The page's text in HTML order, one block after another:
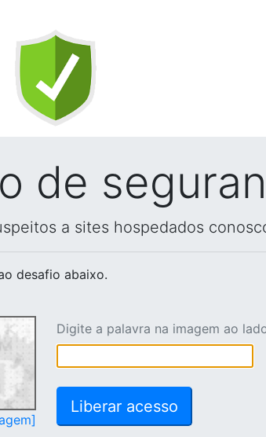
de
a sites hospedados
desafio abaixo.
Digite a palavra na imagem ao